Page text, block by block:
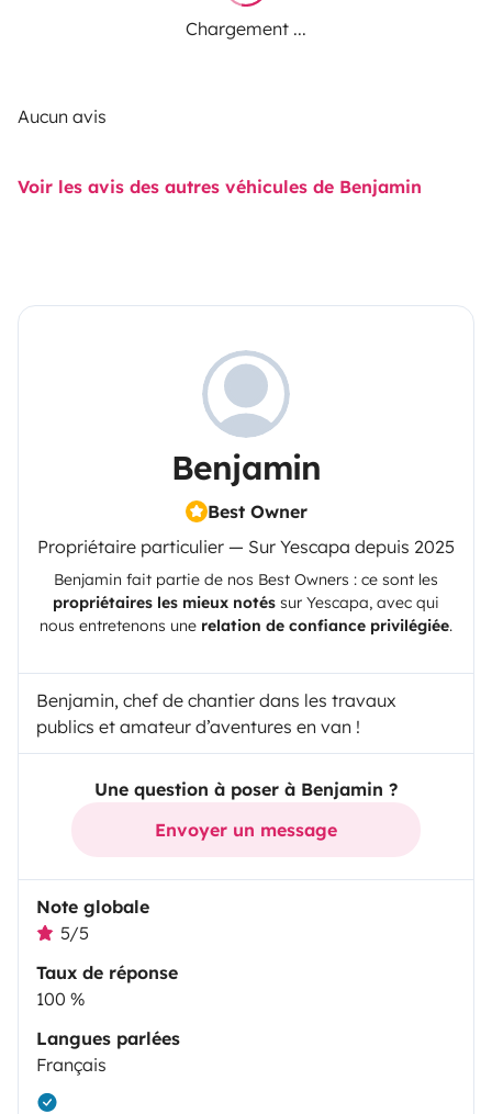
Chargement ...
Aucun avis
Voir les avis des autres véhicules de Benjamin
Benjamin
Best Owner
Propriétaire particulier — Sur Yescapa depuis 2025
Benjamin fait partie de nos Best Owners : ce sont les
propriétaires les mieux notés sur Yescapa, avec qui
nous entretenons une relation de confiance privilégiée.
Benjamin, chef de chantier dans les travaux
publics et amateur d’aventures en van !
Une question à poser à Benjamin ?
Envoyer un message
Note globale
5/5
Taux de réponse
100 %
Langues parlées
Français